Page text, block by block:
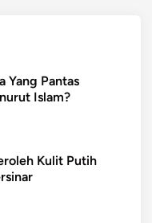
G
I
P
E
Yang Pantas
Islam?
Kulit Putih